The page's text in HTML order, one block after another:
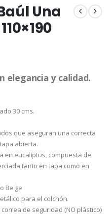
Una
elegancia y calidad.
30 cms.
que aseguran una correcta
abierta.
en eucaliptus, compuesta de
tanto en tapa como en
Beige
para el colchón.
de seguridad (NO plástico)